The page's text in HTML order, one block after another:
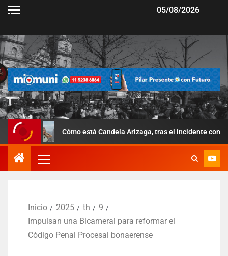
05/08/2026
Cómo está Candela Arizaga, tras el incidente con Facundo
Inicio 2025 th
9
Impulsan una Bicameral para reformar el
Código Penal Procesal bonaerense